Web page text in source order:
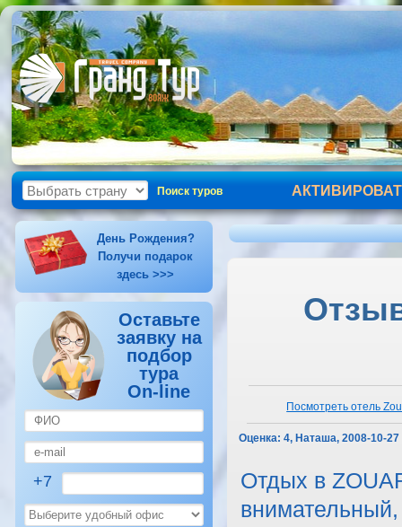
Поиск туров
День Рождения?
Получи подарок
здесь >>>
Оставьте
заявку на
подбор
тура
On-line
+7
Посмотреть отель
Оценка: 4, Наташа, 2008-10-27
Отдых в